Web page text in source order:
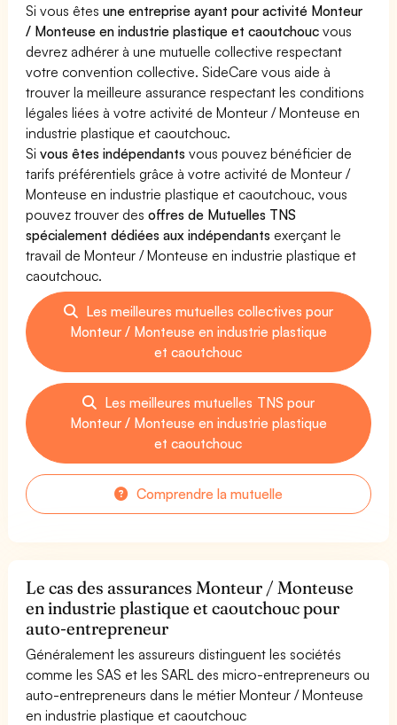
Si vous êtesune entreprise ayant pour activité Monteur
/ Monteuse en industrie plastique et caoutchouc vous
devrez adhérer à une mutuelle collective respectant
votre convention collective. SideCare vous aide à
trouver la meilleure assurance respectant les conditions
légales liées à votre activité de Monteur / Monteuse en
industrie plastique et caoutchouc.
Sivous êtes indépendants vous pouvez bénéficier de
tarifs préférentiels grâce à votre activité de Monteur /
Monteuse en industrie plastique et caoutchouc, vous
pouvez trouver desoffres de Mutuelles TNS
spécialement dédiées aux indépendants exerçant le
travail de Monteur / Monteuse en industrie plastique et
caoutchouc.
Les meilleures mutuelles collectives pour
Monteur / Monteuse en industrie plastique
et caoutchouc
Les meilleures mutuelles TNS pour
Monteur / Monteuse en industrie plastique
et caoutchouc
Comprendre la mutuelle
Le cas des assurances Monteur / Monteuse
en industrie plastique et caoutchouc pour
auto-entrepreneur
Généralement les assureurs distinguent les sociétés
comme les SAS et les SARL des micro-entrepreneurs ou
auto-entrepreneurs dans le métier Monteur / Monteuse
en industrie plastique et caoutchouc